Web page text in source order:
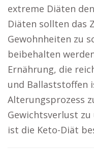
extreme Diäten
Diäten sollten das
Gewohnheiten zu
beibehalten
Ernährung, die
und Ballaststoffen
Alterungsprozess
Gewichtsverlust
ist die Keto-Diät